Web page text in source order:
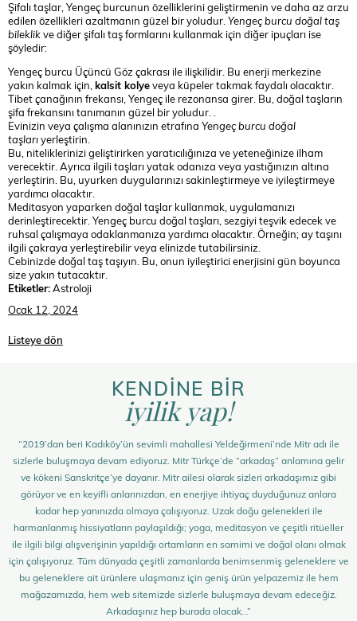
Şifalı taşlar, Yengeç burcunun özelliklerini geliştirmenin ve daha az arzu
edilen özellikleri azaltmanın güzel bir yoludur. Yengeç burcu doğal taş
bileklikve diğer şifalı taş formlarını kullanmak için diğer ipuçları ise
şöyledir:
Yengeç burcu Üçüncü Göz çakrası ile ilişkilidir. Bu enerji merkezine
yakın kalmak için, kalsit kolyeveya küpeler takmak faydalı olacaktır.
Tibet çanağının frekansı, Yengeç ile rezonansa girer. Bu, doğal taşların
şifa frekansını tanımanın güzel bir yoludur. .
Evinizin veya çalışma alanınızın etrafına Yengeç burcu doğal
taşlarıyerleştirin.
Bu, niteliklerinizi geliştirirken yaratıcılığınıza ve yeteneğinize ilham
verecektir. Ayrıca ilgili taşları yatak odanıza veya yastığınızın altına
yerleştirin. Bu, uyurken duygularınızı sakinleştirmeye ve iyileştirmeye
yardımcı olacaktır.
Meditasyon yaparken doğal taşlar kullanmak, uygulamanızı
derinleştirecektir. Yengeç burcu doğal taşları, sezgiyi teşvik edecek ve
ruhsal çalışmaya odaklanmanıza yardımcı olacaktır. Örneğin; ay taşını
ilgili çakraya yerleştirebilir veya elinizde tutabilirsiniz.
Cebinizde doğal taş taşıyın. Bu, onun iyileştirici enerjisini gün boyunca
size yakın tutacaktır.
Etiketler:Astroloji
Ocak 12, 2024
Listeye dön
KENDİNE BİR
iyilik yap!
“2019’dan beri Kadıköy’ün sevimli mahallesi Yeldeğirmeni’nde Mitr adı ile
sizlerle buluşmaya devam ediyoruz. Mitr Türkçe’de “arkadaş” anlamına gelir
ve kökeni Sanskritçe’ye dayanır. Mitr ailesi olarak sizleri arkadaşımız gibi
görüyor ve en keyifli anlarınızdan, en enerjiye ihtiyaç duyduğunuz anlara
kadar hep yanınızda olmaya çalışıyoruz. Uzak doğu gelenekleri ile
harmanlanmış hissiyatların paylaşıldığı; yoga, meditasyon ve çeşitli ritüeller
ile ilgili bilgi alışverişinin yapıldığı ortamların en samimi ve doğal olanı olmak
için çalışıyoruz. Tüm dünyada çeşitli zamanlarda benimsenmiş geleneklere ve
bu geleneklere ait ürünlere ulaşmanız için geniş ürün yelpazemiz ile hem
mağazamızda, hem web sitemizde sizlerle buluşmaya devam edeceğiz.
Arkadaşınız hep burada olacak…”